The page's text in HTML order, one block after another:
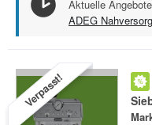
Aktuelle
ADEG
Verpasst!